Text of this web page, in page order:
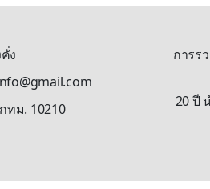
ง
ทม. 10210
การร
20 ปี